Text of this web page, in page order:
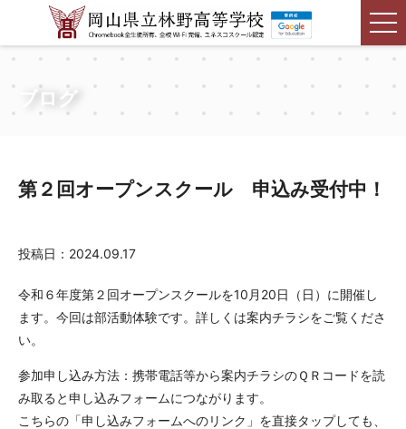
ブログ
第２回オープンスクール 申込み受付中！
投稿日：2024.09.17
令和６年度第２回オープンスクールを10月20日（日）に開催し
ます。今回は部活動体験です。詳しくは案内チラシをご覧くださ
い。
参加申し込み方法：携帯電話等から案内チラシのＱＲコードを読
み取ると申し込みフォームにつながります。
こちらの「申し込みフォームへのリンク」を直接タップしても、